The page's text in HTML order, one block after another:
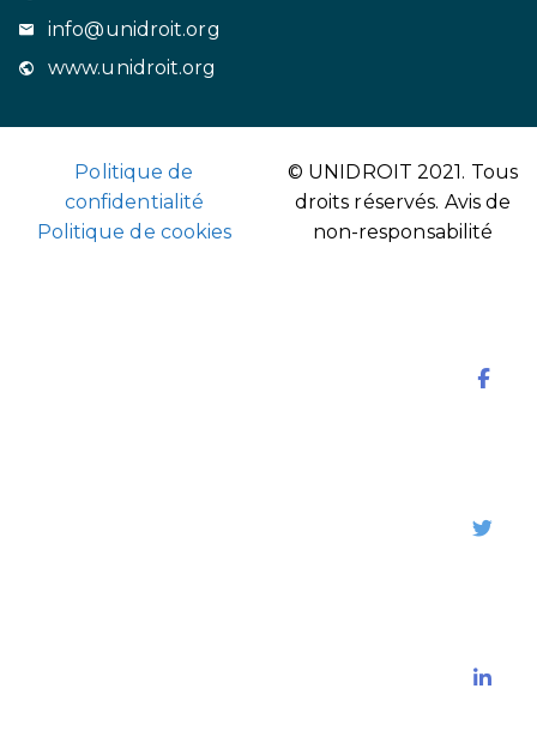
info@unidroit.org
www.unidroit.org
Politique de
confidentialité
Politique de cookies
© UNIDROIT 2021. Tous
droits réservés. Avis de
non-responsabilité